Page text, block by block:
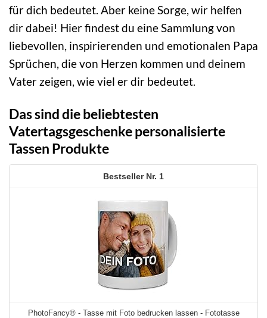
für dich bedeutet. Aber keine Sorge, wir helfen
dir dabei! Hier findest du eine Sammlung von
liebevollen, inspirierenden und emotionalen Papa
Sprüchen, die von Herzen kommen und deinem
Vater zeigen, wie viel er dir bedeutet.
Das sind die beliebtesten
Vatertagsgeschenke personalisierte
Tassen Produkte
1
PhotoFancy® - Tasse mit Foto bedrucken lassen - Fototasse